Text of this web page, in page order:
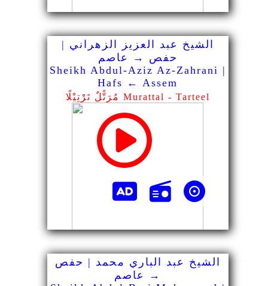
الشيخ عبد العزيز الزهراني |
حفص → عاصم
Sheikh Abdul-Aziz Az-Zahrani |
Hafs ← Assem
مُرَتًّلٌ تَرْتِيْلًا Murattal - Tarteel
الشيخ عبد الباري محمد | حفص
→ عاصم